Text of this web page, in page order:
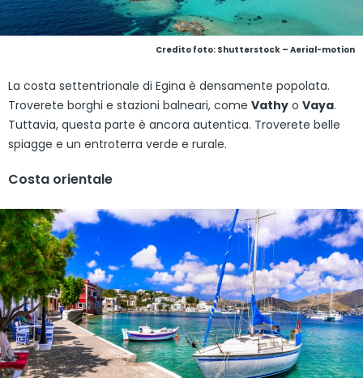
Credito foto: Shutterstock – Aerial-motion
La costa settentrionale di Egina è densamente popolata.
Troverete borghi e stazioni balneari, come Vathy o Vaya.
Tuttavia, questa parte è ancora autentica. Troverete belle
spiagge e un entroterra verde e rurale.
Costa orientale